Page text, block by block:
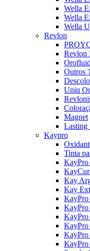
Wella
Wella
Wella
Revlon
Revlon
Outros
Uniq
Magnet
Lasting
Kaypro
Tinta
KayPro
Kay
Kay
KayPro
KayPro
KayPro
KayPro